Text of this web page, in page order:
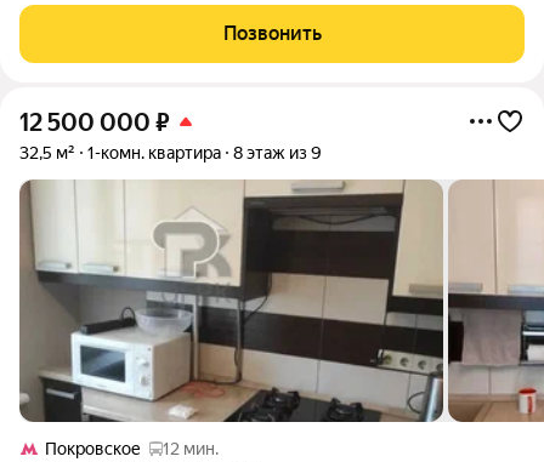
Позвонить
12 500 000 ₽
32,5 м² 1-комн. квартира 8 этаж из 9
Покровское
12 мин.